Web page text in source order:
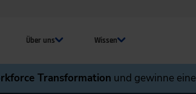
Über uns Wissen
Transformation und gewinne